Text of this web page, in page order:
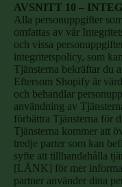
AVSNITT 10 –
Alla personuppgifter
omfattas av vår
och vissa
integritetspolicy, som
Tjänsterna bekräftar du
Eftersom Shopify är
och behandlar
användning av
förbättra Tjänsterna för
Tjänsterna kommer att
tredje parter som kan
syfte att tillhandahålla
[LÄNK] för mer
partner använder dina